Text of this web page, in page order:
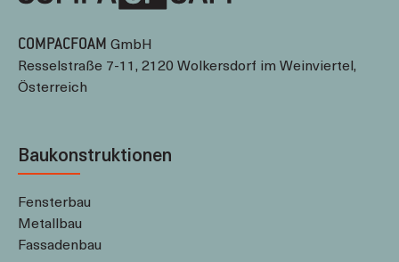
COMPACFOAM GmbH
Resselstraße 7-11, 2120 Wolkersdorf im Weinviertel,
Österreich
Baukonstruktionen
Fensterbau
Metallbau
Fassadenbau